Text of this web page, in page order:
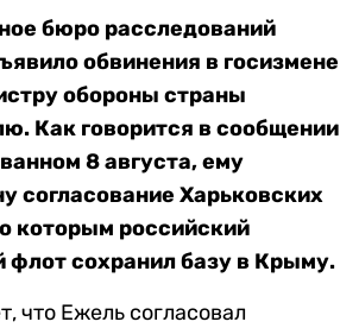
бюро расследований
обвинения в госизмене
обороны страны
Как говорится в сообщении
8 августа, ему
согласование Харьковских
которым российский
флот сохранил базу в Крыму.
что Ежель согласовал